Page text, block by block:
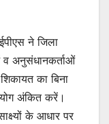
ने जिला
व अनुसंधानकर्ताओं
का बिना
अंकित करें।
के आधार पर